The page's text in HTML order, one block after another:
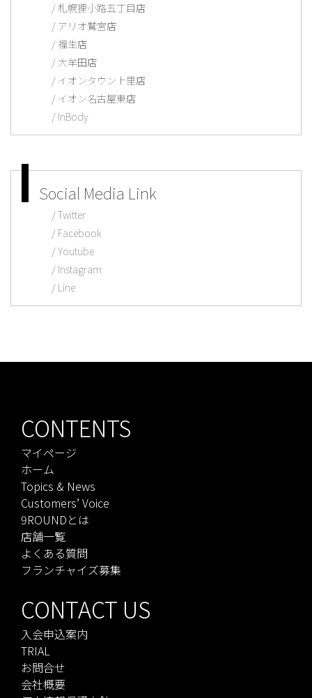
札幌狸小路五丁目店
アリオ鷲宮店
福生店
大牟田店
イオンタウン上里店
イオン名古屋東店
InBody
Social Media Link
Twitter
Facebook
Youtube
Instagram
Line
CONTENTS
マイページ
ホーム
Topics & News
Customers’ Voice
9ROUNDとは
店舗一覧
よくある質問
フランチャイズ募集
CONTACT US
入会申込案内
TRIAL
お問合せ
会社概要